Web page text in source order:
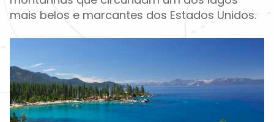
mais belos e marcantes dos Estados Unidos.